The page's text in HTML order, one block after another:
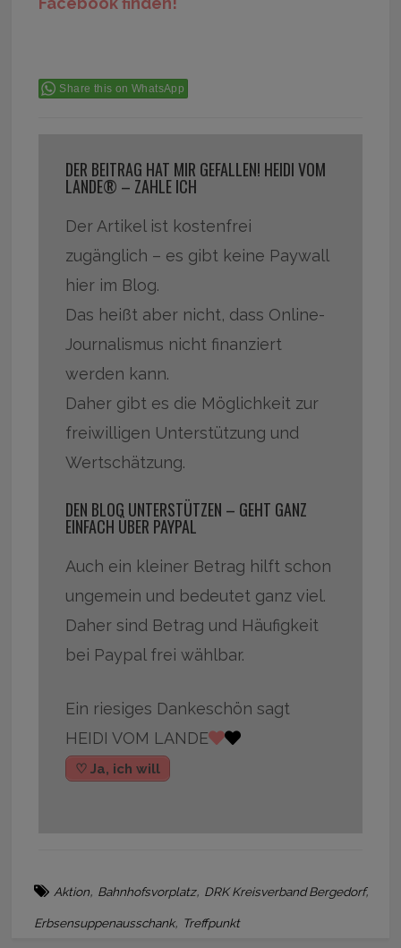
Share this on WhatsApp
DER BEITRAG HAT MIR GEFALLEN! HEIDI VOM
LANDE® – ZAHLE ICH
Der Artikel ist kostenfrei
zugänglich – es gibt keine Paywall
hier im Blog.
Das heißt aber nicht, dass Online-
Journalismus nicht finanziert
werden kann.
Daher gibt es die Möglichkeit zur
freiwilligen Unterstützung und
Wertschätzung.
DEN BLOG UNTERSTÜTZEN – GEHT GANZ
EINFACH ÜBER PAYPAL
Auch ein kleiner Betrag hilft schon
ungemein und bedeutet ganz viel.
Daher sind Betrag und Häufigkeit
bei Paypal frei wählbar.
Ein riesiges Dankeschön sagt
HEIDI VOM LANDE
♡ Ja, ich will
Aktion, Bahnhofsvorplatz, DRK Kreisverband Bergedorf,
Erbsensuppenausschank, Treffpunkt